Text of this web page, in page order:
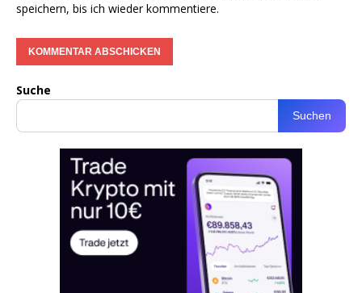
speichern, bis ich wieder kommentiere.
Suche
Suchen